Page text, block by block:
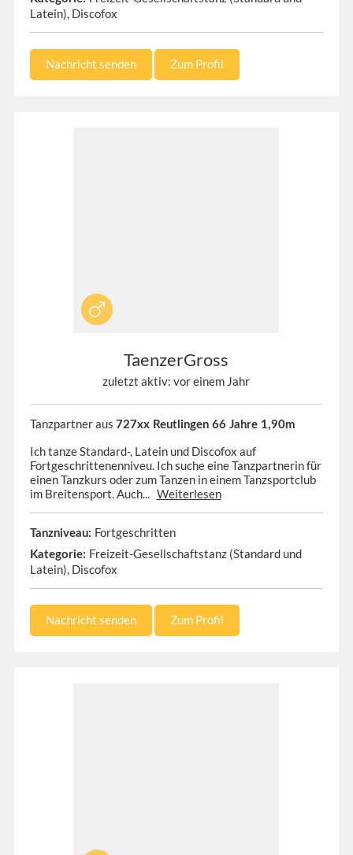
Latein), Discofox
Nachricht senden Zum Profil
TaenzerGross
zuletzt aktiv: vor einem Jahr
Tanzpartner aus 727xx Reutlingen 66 Jahre 1,90m
Ich tanze Standard-, Latein und Discofox auf
Fortgeschrittenenniveu. Ich suche eine Tanzpartnerin für
einen Tanzkurs oder zum Tanzen in einem Tanzsportclub
im Breitensport. Auch... Weiterlesen
Tanzniveau: Fortgeschritten
Kategorie: Freizeit-Gesellschaftstanz (Standard und
Latein), Discofox
Nachricht senden Zum Profil